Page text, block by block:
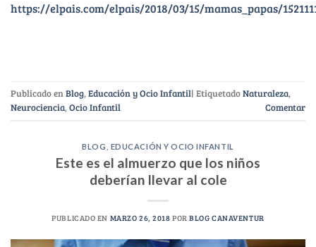
https://elpais.com/elpais/2018/03/15/mamas_papas/
Publicado enBlog,Educación y Ocio Infantil| EtiquetadoNaturaleza,
Neurociencia,Ocio Infantil Comentar
BLOG EDUCACIÓN Y OCIO INFANTIL
Este es el almuerzo que los niños
deberían llevar al cole
PUBLICADO EN MARZO 26, 2018 PORBLOG CANAVENTUR